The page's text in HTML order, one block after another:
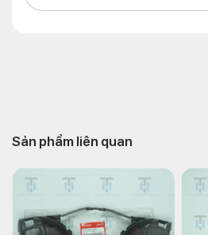
Sản phẩm liên quan